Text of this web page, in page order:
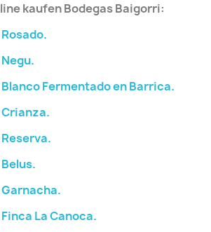
kaufen Bodegas Baigorri:
Fermentado en Barrica.
La Canoca.